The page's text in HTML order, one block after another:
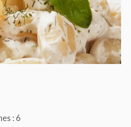
: 6